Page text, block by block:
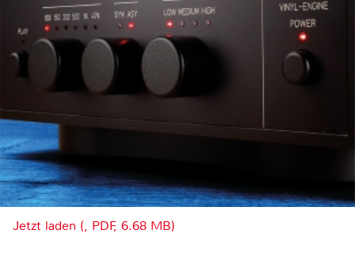
Jetzt laden (, PDF, 6.68 MB)